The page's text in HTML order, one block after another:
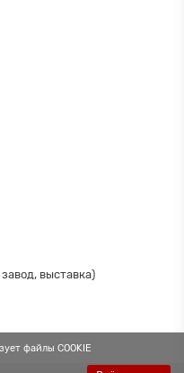
файлы COOKIE
выставка)